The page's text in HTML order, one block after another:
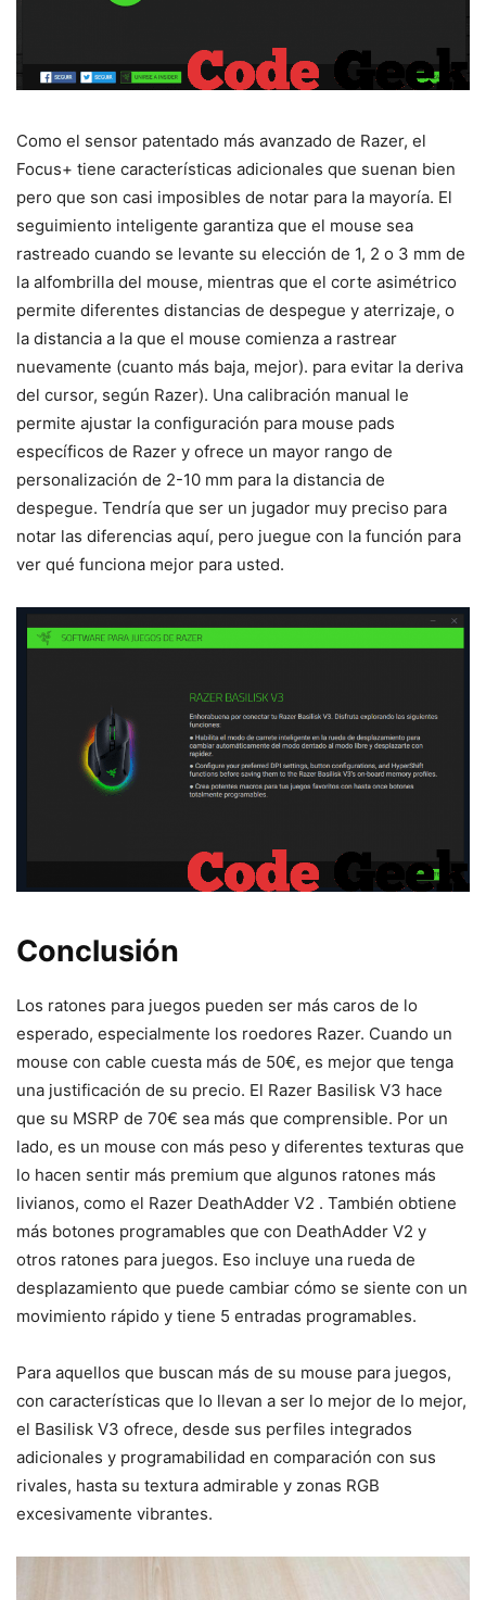
Como el sensor patentado más avanzado de Razer, el
Focus+ tiene características adicionales que suenan bien
pero que son casi imposibles de notar para la mayoría. El
seguimiento inteligente garantiza que el mouse sea
rastreado cuando se levante su elección de 1, 2 o 3 mm de
la alfombrilla del mouse, mientras que el corte asimétrico
permite diferentes distancias de despegue y aterrizaje, o
la distancia a la que el mouse comienza a rastrear
nuevamente (cuanto más baja, mejor). para evitar la deriva
del cursor, según Razer). Una calibración manual le
permite ajustar la configuración para mouse pads
específicos de Razer y ofrece un mayor rango de
personalización de 2-10 mm para la distancia de
despegue. Tendría que ser un jugador muy preciso para
notar las diferencias aquí, pero juegue con la función para
ver qué funciona mejor para usted.
Conclusión
Los ratones para juegos pueden ser más caros de lo
esperado, especialmente los roedores Razer. Cuando un
mouse con cable cuesta más de 50€, es mejor que tenga
una justificación de su precio. El Razer Basilisk V3 hace
que su MSRP de 70€ sea más que comprensible. Por un
lado, es un mouse con más peso y diferentes texturas que
lo hacen sentir más premium que algunos ratones más
livianos, como el Razer DeathAdder V2 . También obtiene
más botones programables que con DeathAdder V2 y
otros ratones para juegos. Eso incluye una rueda de
desplazamiento que puede cambiar cómo se siente con un
movimiento rápido y tiene 5 entradas programables.
Para aquellos que buscan más de su mouse para juegos,
con características que lo llevan a ser lo mejor de lo mejor,
el Basilisk V3 ofrece, desde sus perfiles integrados
adicionales y programabilidad en comparación con sus
rivales, hasta su textura admirable y zonas RGB
excesivamente vibrantes.